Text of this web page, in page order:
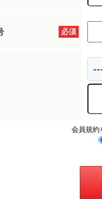
必須
会員規約